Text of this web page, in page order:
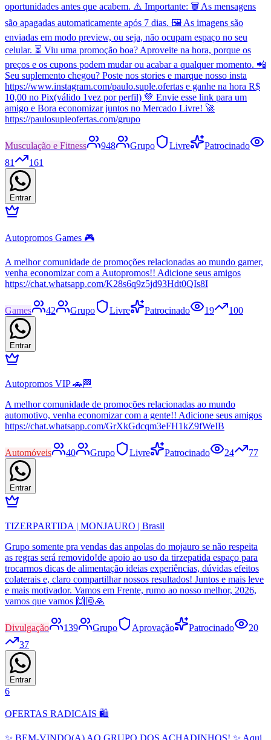
oportunidades antes que acabem. ⚠️ Importante: 🗑️ As mensagens
são apagadas automaticamente após 7 dias. 🖼️ As imagens são
enviadas em modo preview, ou seja, não ocupam espaço no seu
celular. ⏳ Viu uma promoção boa? Aproveite na hora, porque os
preços e os cupons podem mudar ou acabar a qualquer momento. 📲
Seu suplemento chegou? Poste nos stories e marque nosso insta
https://www.instagram.com/paulo.suple.ofertas e ganhe na hora R$
10,00 no Pix(válido 1vez por perfil) 💚 Envie esse link para um
amigo e Bora economizar juntos no Mercado Livre! 🚀
https://paulosupleofertas.com/grupo
Musculação e Fitness 948 Grupo Livre
Patrocinado
81
161
Entrar
Autopromos Games 🎮
A melhor comunidade de promoções relacionadas ao mundo gamer,
venha economizar com a Autopromos!! Adicione seus amigos
https://chat.whatsapp.com/K28s6q9z5jd93Hdt0QIs8I
Games 42 Grupo Livre Patrocinado 19 100
Entrar
Autopromos VIP 🚗🏁
A melhor comunidade de promoções relacionadas ao mundo
automotivo, venha economizar com a gente!! Adicione seus amigos
https://chat.whatsapp.com/GrXkGdcqm3eFH1kZ9fWeIB
Automóveis 40 Grupo Livre Patrocinado 24 77
Entrar
TIZERPARTIDA | MONJAURO | Brasil
Grupo somente pra vendas das anpolas do mojauro se não respeita
as regras será removido!de apoio ao uso da tirzepatida espaço para
trocarmos dicas de alimentação ideias experiências, dúvidas efeitos
colaterais e, claro compartilhar nossos resultados! Juntos e mais leve
e mais motivador. Vamos em Frente, rumo ao nosso melhor, 2026,
vamos que vamos 🙌🏼🙏
Divulgação 139 Grupo Aprovação Patrocinado
20
37
Entrar
6
OFERTAS RADICAIS 🛍️
✨ BEM-VINDO(A) AO GRUPO DOS ACHADINHOS! ✨ Aqui